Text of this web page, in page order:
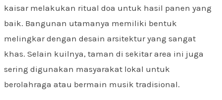
kaisar melakukan ritual doa untuk hasil panen yang
baik. Bangunan utamanya memiliki bentuk
melingkar dengan desain arsitektur yang sangat
khas. Selain kuilnya, taman di sekitar area ini juga
sering digunakan masyarakat lokal untuk
berolahraga atau bermain musik tradisional.